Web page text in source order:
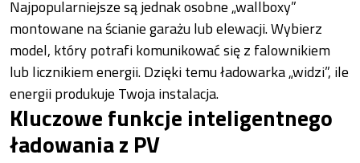
Najpopularniejsze są jednak osobne „wallboxy”
montowane na ścianie garażu lub elewacji. Wybierz
model, który potrafi komunikować się z falownikiem
lub licznikiem energii. Dzięki temu ładowarka „widzi”, ile
energii produkuje Twoja instalacja.
Kluczowe funkcje inteligentnego
ładowania z PV